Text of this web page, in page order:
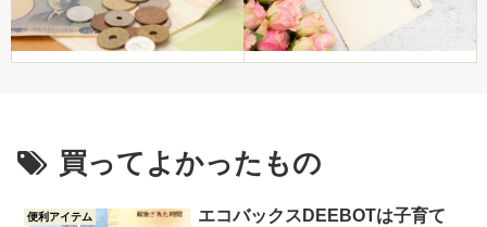
買ってよかったもの
便利アイテム
エコバックスDEEBOTは子育て